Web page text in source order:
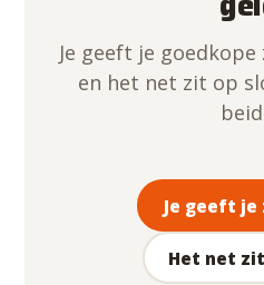
Je geeft je
en het net zit op
Je geeft je
Het net